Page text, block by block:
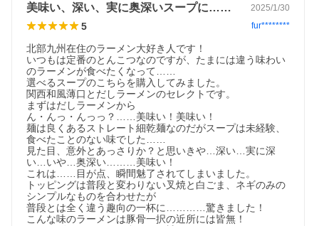
美味い、深い、実に奥深いスープに…… 2025/1/30
5 fur********
北部九州在住のラーメン大好き人です！
いつもは定番のとんこつなのですが、たまには違う味わい
のラーメンが食べたくなって……
選べるスープのこちらを購入してみました。
関西和風薄口とだしラーメンのセレクトです。
まずはだしラーメンから
ん・んっ・んっっ？……美味い！美味い！
麺は良くあるストレート細乾麺なのだがスープは未経験、
食べたことのない味でした……
見た目、意外とあっさりか？と思いきや…深い…実に深
い…いや…奥深い………美味い！
これは……目が点、瞬間魅了されてしまいました。
トッピングは普段と変わりない叉焼と白ごま、ネギのみの
シンプルなものを合わせたが
普段とは全く違う趣向の一杯に…………驚きました！
こんな味のラーメンは豚骨一択の近所には皆無！